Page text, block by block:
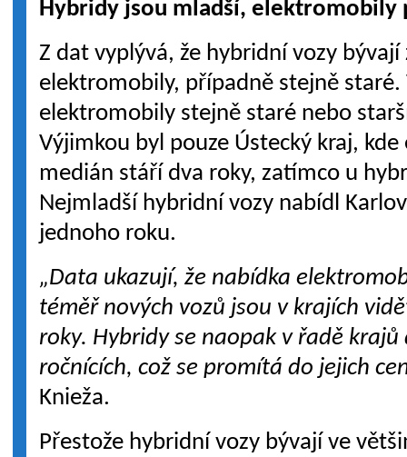
Hybridy jsou mladší, elektromobily
Z dat vyplývá, že hybridní vozy
elektromobily, případně stejně staré.
elektromobily stejně staré nebo
Výjimkou byl pouze Ústecký kraj,
medián stáří dva roky, zatímco u
Nejmladší hybridní vozy nabídl
jednoho roku.
„Data ukazují, že nabídka
téměř nových vozů jsou v krajích
roky. Hybridy se naopak v řadě krajů
ročnících, což se promítá do jejich
Knieža.
Přestože hybridní vozy bývají ve